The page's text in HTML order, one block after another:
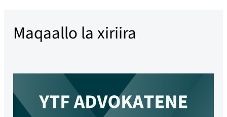
Maqaallo la xiriira